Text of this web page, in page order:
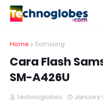
Home Samsung
Cara Flash
SM-A426U
technoglobes January